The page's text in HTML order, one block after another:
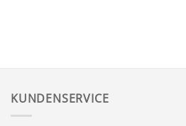
KUNDENSERVICE